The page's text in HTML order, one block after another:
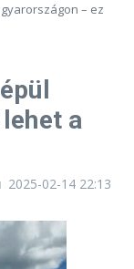
– ez
a
2025-02-14 22:13